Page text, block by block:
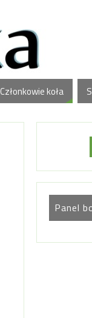
Członkowie koła
Panel